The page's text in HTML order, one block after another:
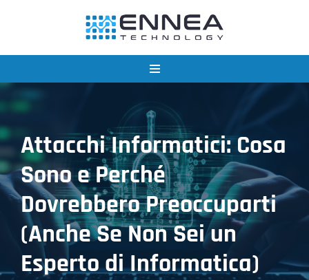
al
Attacchi Informatici: Cosa
Sono e Perché
Dovrebbero Preoccuparti
(Anche Se Non Sei un
Esperto di Informatica)